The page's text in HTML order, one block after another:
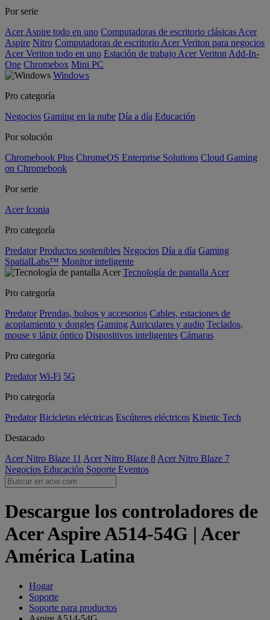
Por serie
Acer Aspire todo en uno Computadoras de escritorio clásicas Acer
Aspire Nitro Computadoras de escritorio Acer Veriton para negocios
Acer Veriton todo en uno Estación de trabajo Acer Veriton Add-In-
One Chromebox Mini PC
Windows
Pro categoría
Negocios Gaming en la nube Día a día Educación
Por solución
Chromebook Plus ChromeOS Enterprise Solutions Cloud Gaming
on Chromebook
Por serie
Acer Iconia
Pro categoría
Predator Productos sostenibles Negocios Día a día Gaming
SpatialLabs™ Monitor inteligente
Tecnología de pantalla Acer
Pro categoría
Predator Prendas, bolsos y accesorios Cables, estaciones de
acoplamiento y dongles Gaming Auriculares y audio Teclados,
mouse y lápiz óptico Dispositivos inteligentes Cámaras
Pro categoría
Predator Wi-Fi 5G
Pro categoría
Predator Bicicletas eléctricas Escúteres eléctricos Kinetic Tech
Destacado
Acer Nitro Blaze 11 Acer Nitro Blaze 8 Acer Nitro Blaze 7
Negocios Educación Soporte Eventos
Descargue los controladores de
Acer Aspire A514-54G | Acer
América Latina
Hogar
Soporte
Soporte para productos